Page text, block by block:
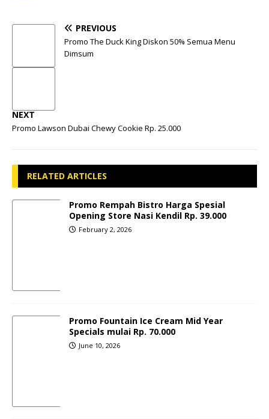
PREVIOUS
Promo The Duck King Diskon 50% Semua Menu
Dimsum
NEXT
Promo Lawson Dubai Chewy Cookie Rp. 25.000
RELATED ARTICLES
Promo Rempah Bistro Harga Spesial
Opening Store Nasi Kendil Rp. 39.000
February 2, 2026
Promo Fountain Ice Cream Mid Year
Specials mulai Rp. 70.000
June 10, 2026